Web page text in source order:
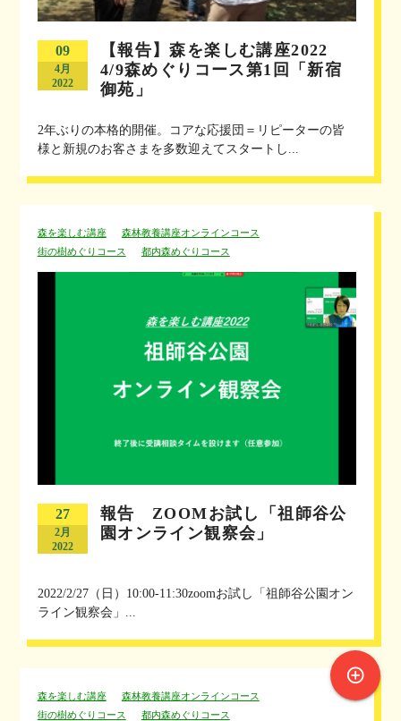
09
4月
2022
【報告】森を楽しむ講座2022
4/9森めぐりコース第1回「新宿
御苑」
2年ぶりの本格的開催。コアな応援団＝リピーターの皆
様と新規のお客さまを多数迎えてスタートし...
森を楽しむ講座
森林教養講座オンラインコース
街の樹めぐりコース
都内森めぐりコース
27
2月
2022
報告 ZOOMお試し「祖師谷公
園オンライン観察会」
2022/2/27（日）10:00-11:30zoomお試し「祖師谷公園オン
ライン観察会」...
森を楽しむ講座
森林教養講座オンラインコース
街の樹めぐりコース
都内森めぐりコース
control_point